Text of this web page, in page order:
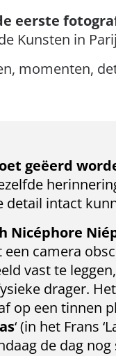
eerste
Kunsten in
momenten,
geëerd
intact
Nicéphore
camera
vast te
drager.
op een tinnen
‘ (in het Frans
de dag